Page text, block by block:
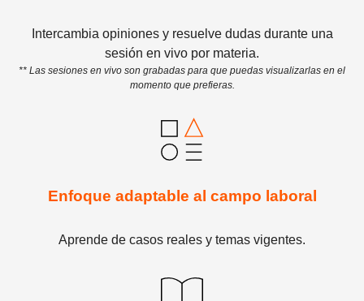
Intercambia opiniones y resuelve dudas durante una
sesión en vivo por materia.
** Las sesiones en vivo son grabadas para que puedas visualizarlas en el
momento que prefieras.
Enfoque adaptable al campo laboral
Aprende de casos reales y temas vigentes.